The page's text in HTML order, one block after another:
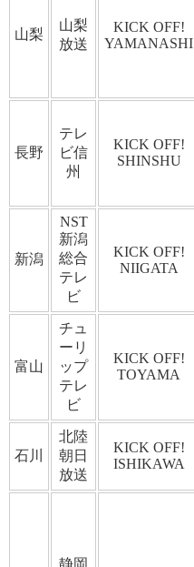
山梨
山梨
放送
KICK OFF!
YAMANASHI
長野
テレ
ビ信
州
KICK OFF!
SHINSHU
新潟
NST
新潟
総合
テレ
ビ
KICK OFF!
NIIGATA
富山
チュ
ーリ
ップ
テレ
ビ
KICK OFF!
TOYAMA
石川
北陸
朝日
放送
KICK OFF!
ISHIKAWA